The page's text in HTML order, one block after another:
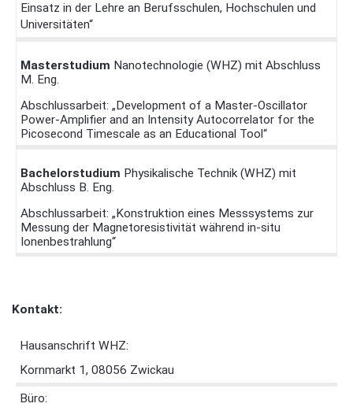
Einsatz in der Lehre an Berufsschulen, Hochschulen und
Universitäten“
Masterstudium Nanotechnologie (WHZ) mit Abschluss
M. Eng.
Abschlussarbeit: „Development of a Master-Oscillator
Power-Amplifier and an Intensity Autocorrelator for the
Picosecond Timescale as an Educational Tool“
Bachelorstudium Physikalische Technik (WHZ) mit
Abschluss B. Eng.
Abschlussarbeit: „Konstruktion eines Messsystems zur
Messung der Magnetoresistivität während in-situ
Ionenbestrahlung“
Kontakt:
Hausanschrift WHZ:
Kornmarkt 1, 08056 Zwickau
Büro: